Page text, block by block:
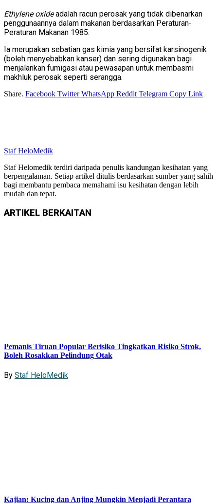
Ethylene oxideadalah racun perosak yang tidak dibenarkan
penggunaannya dalam makanan berdasarkan Peraturan-
Peraturan Makanan 1985.
Ia merupakan sebatian gas kimia yang bersifat karsinogenik
(boleh menyebabkan kanser) dan sering digunakan bagi
menjalankan fumigasi atau pewasapan untuk membasmi
makhluk perosak seperti serangga.
Share. Facebook Twitter WhatsApp Reddit Telegram Copy Link
Staf HeloMedik
Staf Helomedik terdiri daripada penulis kandungan kesihatan yang
berpengalaman. Setiap artikel ditulis berdasarkan sumber yang sahih
bagi membantu pembaca memahami isu kesihatan dengan lebih
mudah dan tepat.
ARTIKEL BERKAITAN
Pemanis Tiruan Popular Berisiko Tingkatkan Risiko Strok,
Boleh Rosakkan Pelindung Otak
By Staf HeloMedik
Kajian: Kucing dan Anjing Mungkin Menjadi Perantara